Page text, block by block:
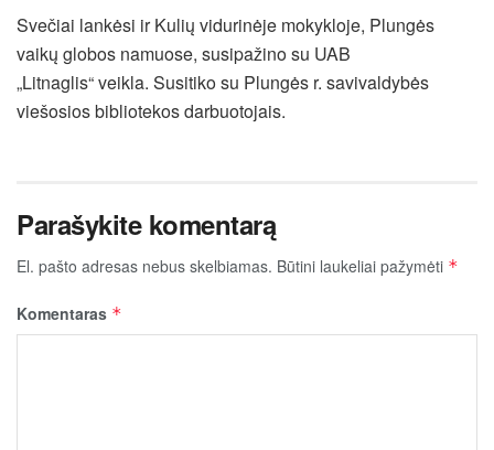
Svečiai lankėsi ir Kulių vidurinėje mokykloje, Plungės
vaikų globos namuose, susipažino su UAB
„Litnaglis“ veikla. Susitiko su Plungės r. savivaldybės
viešosios bibliotekos darbuotojais.
Parašykite komentarą
El. pašto adresas nebus skelbiamas. Būtini laukeliai pažymėti *
Komentaras *